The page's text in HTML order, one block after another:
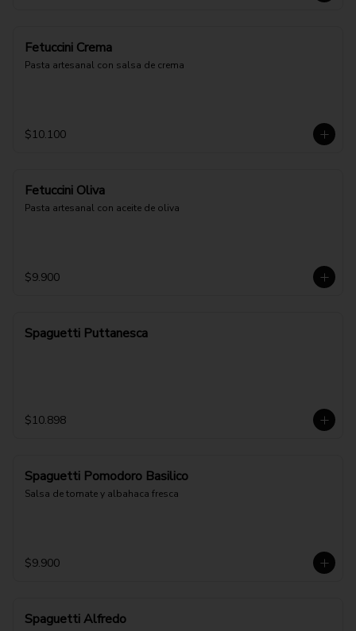
Fetuccini Crema
Pasta artesanal con salsa de crema
$10.100
Fetuccini Oliva
Pasta artesanal con aceite de oliva
$9.900
Spaguetti Puttanesca
$10.898
Spaguetti Pomodoro Basilico
Salsa de tomate y albahaca fresca
$9.900
Spaguetti Alfredo